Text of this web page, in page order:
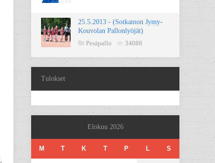
25.5.2013 - (Sotkamon Jymy-
Kouvolan Pallonlyöjät)
Pesäpallo
34088
Tulokset
Elokuu 2026
M T K T P L S